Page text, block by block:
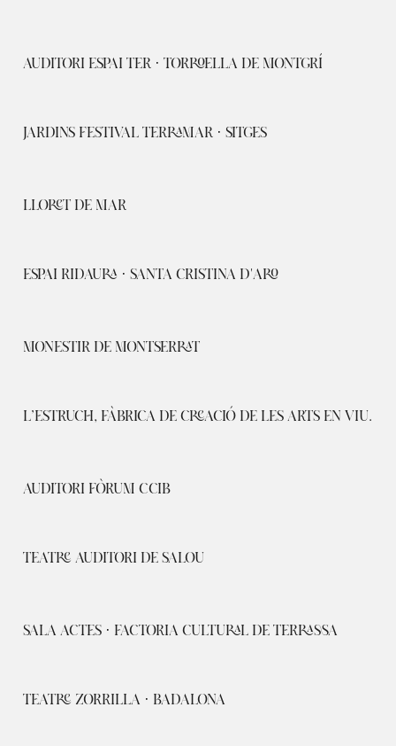
AUDITORI ESPAI TER · TORROELLA DE MONTGRÍ
JARDINS FESTIVAL TERRAMAR · SITGES
LLORET DE MAR
ESPAI RIDAURA · SANTA CRISTINA D'ARO
MONESTIR DE MONTSERRAT
L’ESTRUCH, FÀBRICA DE CREACIÓ DE LES ARTS EN VIU.
AUDITORI FÒRUM CCIB
TEATRE AUDITORI DE SALOU
SALA ACTES · FACTORIA CULTURAL DE TERRASSA
TEATRE ZORRILLA · BADALONA